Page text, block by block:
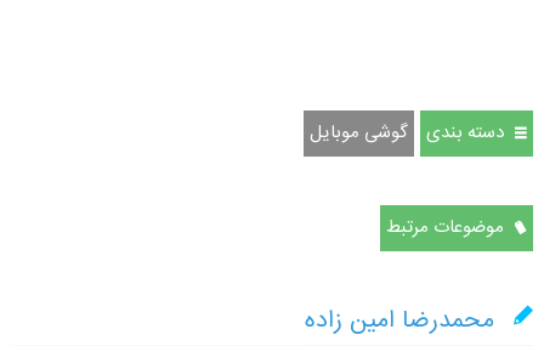
دسته بندی گوشی موبایل
موضوعات مرتبط
محمدرضا امین زاده